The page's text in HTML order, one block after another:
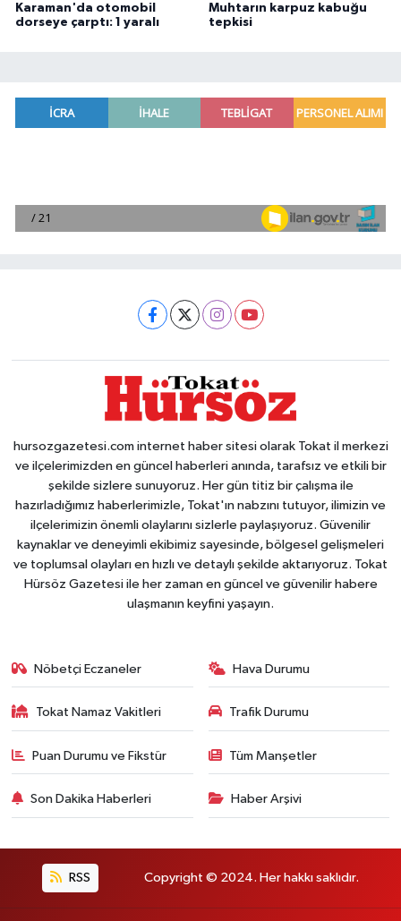
Karaman'da otomobil
dorseye çarptı: 1 yaralı
Muhtarın karpuz kabuğu
tepkisi
hursozgazetesi.com internet haber sitesi olarak Tokat il merkezi
ve ilçelerimizden en güncel haberleri anında, tarafsız ve etkili bir
şekilde sizlere sunuyoruz. Her gün titiz bir çalışma ile
hazırladığımız haberlerimizle, Tokat'ın nabzını tutuyor, ilimizin ve
ilçelerimizin önemli olaylarını sizlerle paylaşıyoruz. Güvenilir
kaynaklar ve deneyimli ekibimiz sayesinde, bölgesel gelişmeleri
ve toplumsal olayları en hızlı ve detaylı şekilde aktarıyoruz. Tokat
Hürsöz Gazetesi ile her zaman en güncel ve güvenilir habere
ulaşmanın keyfini yaşayın.
Nöbetçi Eczaneler Hava Durumu
Tokat Namaz Vakitleri Trafik Durumu
Puan Durumu ve Fikstür Tüm Manşetler
Son Dakika Haberleri Haber Arşivi
RSS Copyright © 2024. Her hakkı saklıdır.